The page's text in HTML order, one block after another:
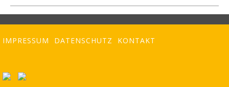
IMPRESSUM DATENSCHUTZ KONTAKT